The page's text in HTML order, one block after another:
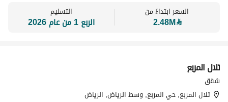
السعر ابتداءً من
⃁
2.48M
التسليم
الربع 1 من عام 2026
تسويق بواسطة
تلال المربع
شقق
تلال المربع, حي المربع, وسط الرياض, الرياض